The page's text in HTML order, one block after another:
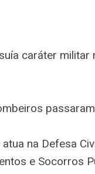
caráter militar
na Defesa
e Socorros